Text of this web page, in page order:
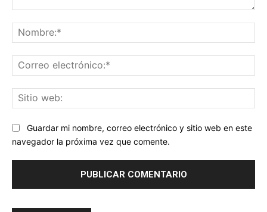
Guardar mi nombre, correo electrónico y sitio web en este
navegador la próxima vez que comente.